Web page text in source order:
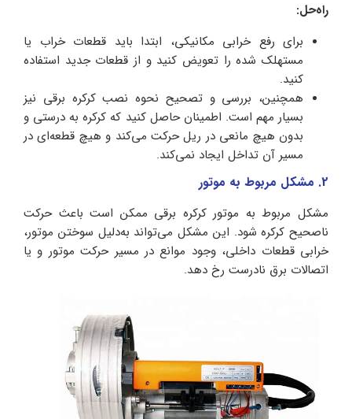
راه‌حل:
برای رفع خرابی مکانیکی، ابتدا باید قطعات خراب یا
مستهلک شده را تعویض کنید و از قطعات جدید استفاده
کنید.
همچنین، بررسی و تصحیح نحوه نصب کرکره برقی نیز
بسیار مهم است. اطمینان حاصل کنید که کرکره به‌ درستی و
بدون هیچ مانعی در ریل حرکت می‌کند و هیچ قطعه‌ای در
مسیر آن تداخل ایجاد نمی‌کند.
2. مشکل مربوط به موتور
مشکل مربوط به موتور کرکره برقی ممکن است باعث حرکت
ناصحیح کرکره شود. این مشکل می‌تواند به‌دلیل سوختن موتور،
خرابی قطعات داخلی، وجود موانع در مسیر حرکت موتور و یا
اتصالات برق نادرست رخ دهد.